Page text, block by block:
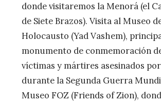
donde visitaremos la Menorá (el
de Siete Brazos). Visita al Museo
Holocausto (Yad Vashem),
monumento de conmemoración
víctimas y mártires asesinados
durante la Segunda Guerra
Museo FOZ (Friends of Zion),